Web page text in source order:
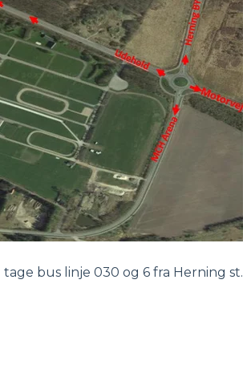
bus linje 030 og 6 fra Herning st.